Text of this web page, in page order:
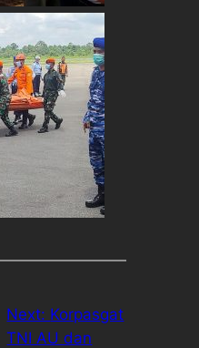
Next: Korpasgat
TNI AU dan